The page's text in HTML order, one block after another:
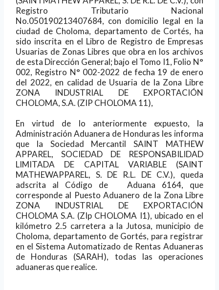
Registro Tributario Nacional
No.050190213407684, con domicilio legal en la
ciudad de Choloma, departamento de Cortés, ha
sido inscrita en el Libro de Registro de Empresas
Usuarias de Zonas Libres que obra en los archivos
de esta Dirección General; bajo el Tomo I1, Folio N°
002, Registro N° 002-2022 de fecha 19 de enero
del 2022, en calidad de Usuaria de la Zona Libre
ZONA INDUSTRIAL DE EXPORTACIÓN
CHOLOMA, S.A. (ZIP CHOLOMA 11),
En virtud de lo anteriormente expuesto, la
Administración Aduanera de Honduras les informa
que la Sociedad Mercantil SAINT MATHEW
APPAREL, SOCIEDAD DE RESPONSABILIDAD
LIMITADA DE CAPITAL VARIABLE (SAINT
MATHEWAPPAREL, S. DE R.L. DE C.V.), queda
adscrita al Código de
Aduana 6164, que
corresponde al Puesto Aduanero de la Zona Libre
ZONA INDUSTRIAL DE EXPORTACIÓN
CHOLOMA S.A. (ZIp CHOLOMA I1), ubicado en el
kilómetro 2.5 carretera a la Jutosa, municipio de
Choloma, departamento de Gortés, para registrar
en el Sistema Automatizado de Rentas Aduaneras
de Honduras (SARAH), todas las operaciones
aduaneras que realice.